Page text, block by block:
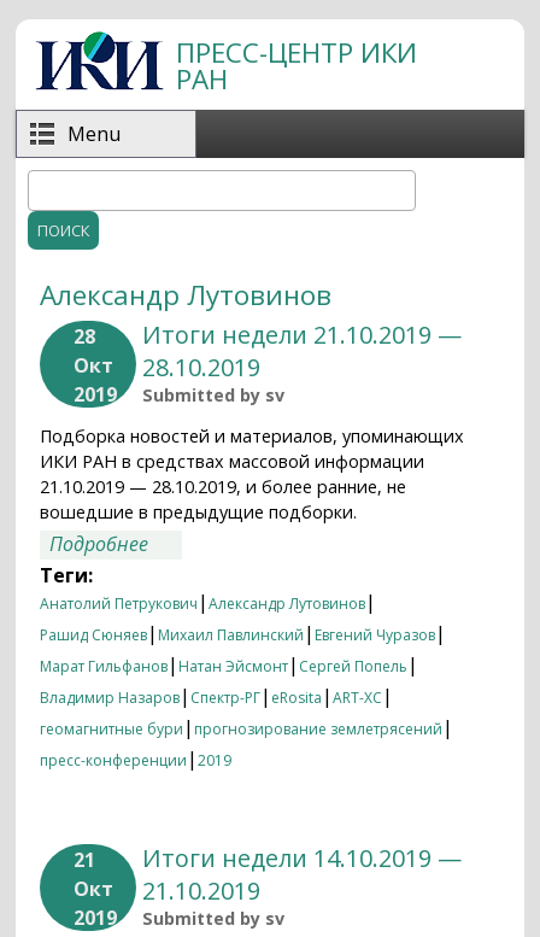
Перейти к основному содержанию
ПРЕСС-ЦЕНТР ИКИ
РАН
Menu
Форма поиска
Александр Лутовинов
28
Окт
2019
Итоги недели 21.10.2019 —
28.10.2019
Submitted by sv
Подборка новостей и материалов, упоминающих
ИКИ РАН в средствах массовой информации
21.10.2019 — 28.10.2019, и более ранние, не
вошедшие в предыдущие подборки.
Подробнее
Теги:
Анатолий Петрукович |Александр Лутовинов|
Рашид Сюняев| Михаил Павлинский | Евгений Чуразов|
Марат Гильфанов| Натан Эйсмонт| Сергей Попель |
Владимир Назаров| Спектр-РГ| eRosita |ART-XC |
геомагнитные бури | прогнозирование землетрясений |
пресс-конференции |2019
21
Окт
2019
Итоги недели 14.10.2019 —
21.10.2019
Submitted by sv